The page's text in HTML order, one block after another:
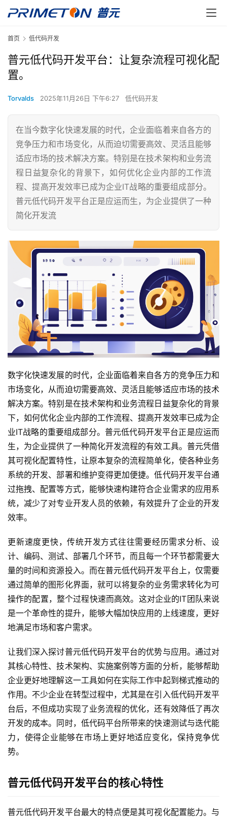
首页 低代码开发
普元低代码开发平台：让复杂流程可视化配
置。
Torvalds 2025年11月26日 下午6:27 低代码开发
在当今数字化快速发展的时代，企业面临着来自各方的
竞争压力和市场变化，从而迫切需要高效、灵活且能够
适应市场的技术解决方案。特别是在技术架构和业务流
程日益复杂化的背景下，如何优化企业内部的工作流
程、提高开发效率已成为企业IT战略的重要组成部分。
普元低代码开发平台正是应运而生，为企业提供了一种
简化开发流
数字化快速发展的时代，企业面临着来自各方的竞争压力和
市场变化，从而迫切需要高效、灵活且能够适应市场的技术
解决方案。特别是在技术架构和业务流程日益复杂化的背景
下，如何优化企业内部的工作流程、提高开发效率已成为企
业IT战略的重要组成部分。普元低代码开发平台正是应运而
生，为企业提供了一种简化开发流程的有效工具。普元凭借
其可视化配置特性，让原本复杂的流程简单化，使各种业务
系统的开发、部署和维护变得更加便捷。低代码开发平台通
过拖拽、配置等方式，能够快速构建符合企业需求的应用系
统，减少了对专业开发人员的依赖，有效提升了企业的开发
效率。
更新速度更快，传统开发方式往往需要经历需求分析、设
计、编码、测试、部署几个环节，而且每一个环节都需要大
量的时间和资源投入。而在普元低代码开发平台上，仅需要
通过简单的图形化界面，就可以将复杂的业务需求转化为可
操作的配置，整个过程快速而高效。这对企业的IT团队来说
是一个革命性的提升，能够大幅加快应用的上线速度，更好
地满足市场和客户需求。
让我们深入探讨普元低代码开发平台的优势与应用。通过对
其核心特性、技术架构、实施案例等方面的分析，能够帮助
企业更好地理解这一工具如何在实际工作中起到梯式推动的
作用。不少企业在转型过程中，尤其是在引入低代码开发平
台后，不但成功实现了业务流程的优化，还有效降低了再次
开发的成本。同时，低代码平台所带来的快速测试与迭代能
力，使得企业能够在市场上更好地适应变化，保持竞争优
势。
普元低代码开发平台的核心特性
普元低代码开发平台最大的特点便是其可视化配置能力。与